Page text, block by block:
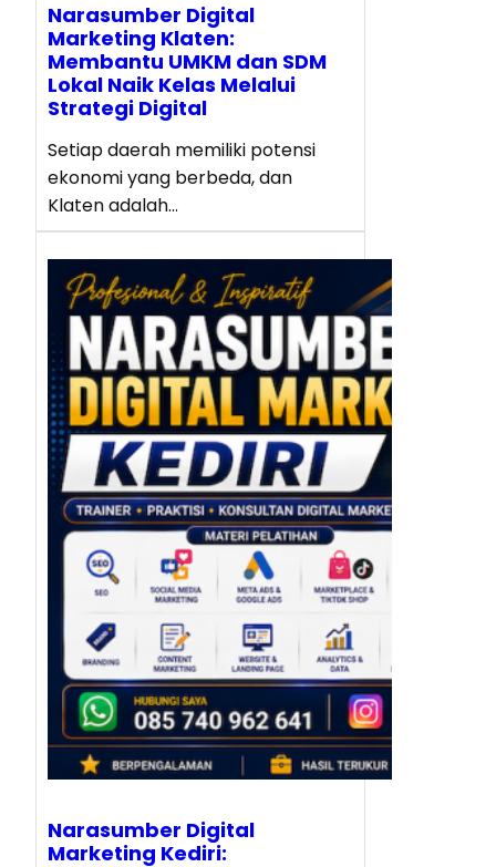
Narasumber Digital
Marketing Klaten:
Membantu UMKM dan SDM
Lokal Naik Kelas Melalui
Strategi Digital
Setiap daerah memiliki potensi
ekonomi yang berbeda, dan
Klaten adalah…
Narasumber Digital
Marketing Kediri: